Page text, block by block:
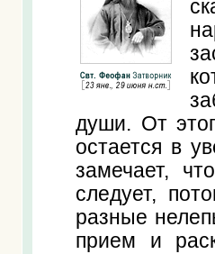
души. От
остается в
замечает,
следует,
разные
прием и